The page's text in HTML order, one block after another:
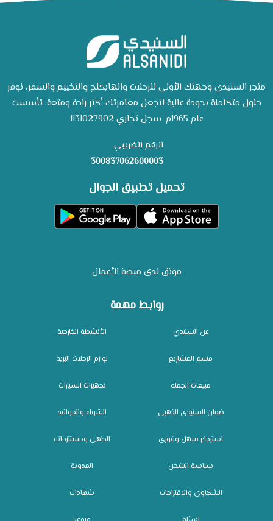
روابط مهمة
عن السنيدي
قسم المشاريع
مبيعات الجملة
ضمان السنيدي الذهبي
استرجاع سهل وفوري
سياسة الشحن
الشكاوى والاقتراحات
الأنشطة الخارجية
لوازم الرحلات البرية
تجهيزات السيارات
الشواء والمواقد
الطهي ومستلزماته
المدونة
شهادات
متجر السنيدي وجهتك الأولى للرحلات والهايكنج والتخييم والسفر، نوفر
حلول متكاملة بجودة عالية لتجعل مغامرتك أكثر راحة ومتعة. تأسست
عام 1965م. سجل تجاري 1131027902
الرقم الضريبي
300837062600003
تحميل تطبيق الجوال
موثق لدى منصة الأعمال